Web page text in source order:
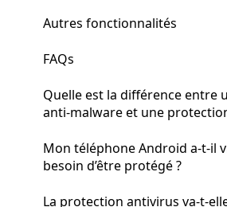
Autres fonctionnalités
FAQs
Quelle est la différence entre
anti-malware et une
Mon téléphone Android a-t-il
besoin d’être protégé ?
La protection antivirus va-t-